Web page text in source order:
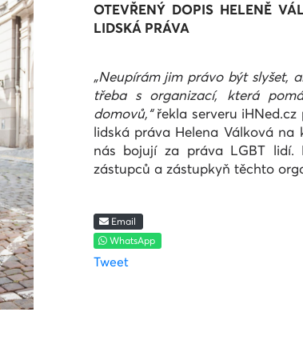
OTEVŘENÝ DOPIS HELENĚ
LIDSKÁ PRÁVA
„Neupírám jim právo být slyšet,
třeba s organizací, která
domovů,“ řekla serveru
lidská práva Helena Válková
nás bojují za práva LGBT lidí.
zástupců a zástupkyň těchto
Email
WhatsApp
Tweet